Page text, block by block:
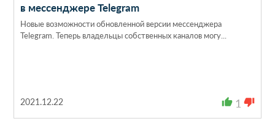
в мессенджере Telegram
Новые возможности обновленной версии мессенджера
Telegram. Теперь владельцы собственных каналов могу...
2021.12.22 thumb_up 1 thumb_down